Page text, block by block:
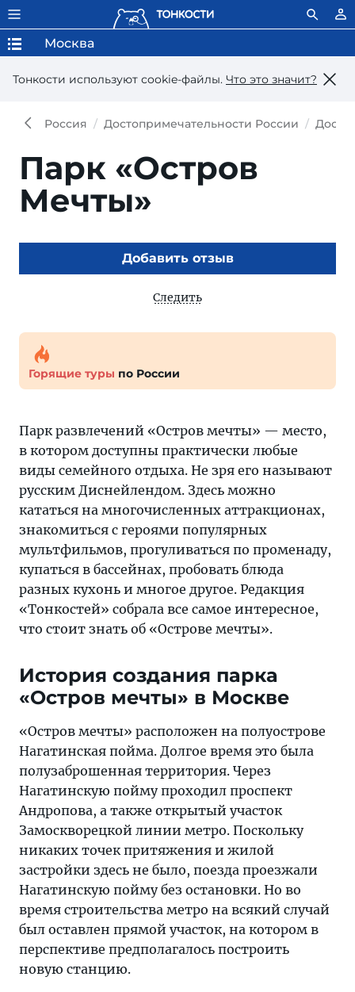
Тонкости используют сookie-файлы. Что это значит?
Москва
Россия Достопримечательности России
Парк «Остров
Мечты»
Добавить отзыв
Следить
Горящие туры по России
Парк развлечений «Остров мечты» — место,
в котором доступны практически любые
виды семейного отдыха. Не зря его называют
русским Диснейлендом. Здесь можно
кататься на многочисленных аттракционах,
знакомиться с героями популярных
мультфильмов, прогуливаться по променаду,
купаться в бассейнах, пробовать блюда
разных кухонь и многое другое. Редакция
«Тонкостей» собрала все самое интересное,
что стоит знать об «Острове мечты».
История создания парка
«Остров мечты» в Москве
«Остров мечты» расположен на полуострове
Нагатинская пойма. Долгое время это была
полузаброшенная территория. Через
Нагатинскую пойму проходил проспект
Андропова, а также открытый участок
Замоскворецкой линии метро. Поскольку
никаких точек притяжения и жилой
застройки здесь не было, поезда проезжали
Нагатинскую пойму без остановки. Но во
время строительства метро на всякий случай
был оставлен прямой участок, на котором в
перспективе предполагалось построить
новую станцию.